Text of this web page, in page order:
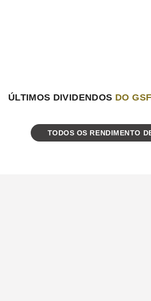
ÚLTIMOS DIVIDENDOS DO
TODOS OS RENDIMENTO